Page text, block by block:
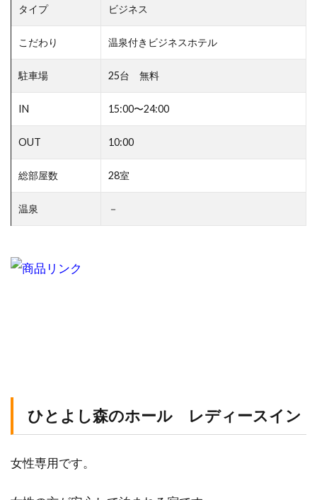
タイプ ビジネス
こだわり 温泉付きビジネスホテル
駐車場 25台 無料
IN 15:00〜24:00
OUT 10:00
総部屋数 28室
温泉 －
ひとよし森のホール レディースイン
女性専用です。